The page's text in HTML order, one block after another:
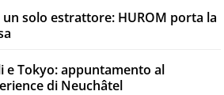
solo estrattore: HUROM porta la
e Tokyo: appuntamento al
di Neuchâtel